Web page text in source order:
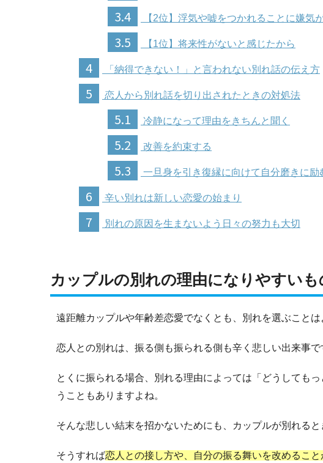
3.4 【2位】浮気や嘘をつかれることに嫌気
3.5 【1位】将来性がないと感じたから
4 「納得できない！」と言われない別れ話の伝え方
5 恋人から別れ話を切り出されたときの対処法
5.1 冷静になって理由をきちんと聞く
5.2 改善を約束する
5.3 一旦身を引き復縁に向けて自分磨きに励
6 辛い別れは新しい恋愛の始まり
7 別れの原因を生まないよう日々の努力も大切
カップルの別れの理由になりやすい
遠距離カップルや年齢差恋愛でなくとも、別れを選ぶことは
恋人との別れは、振る側も振られる側も辛く悲しい出来事で
とくに振られる場合、別れる理由によっては「どうしても
うこともありますよね。
そんな悲しい結末を招かないためにも、カップルが別れる
そうすれば恋人との接し方や、自分の振る舞いを改めるこ